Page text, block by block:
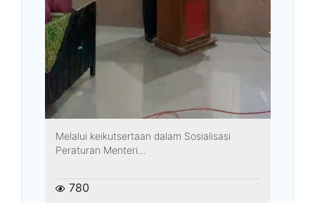
Melalui keikutsertaan dalam Sosialisasi
Peraturan Menteri...
780